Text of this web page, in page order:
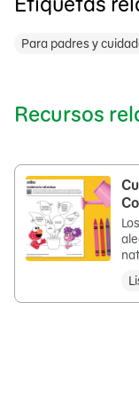
Para padres y
Recursos